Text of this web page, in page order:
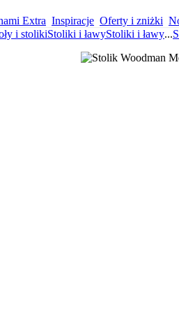
Extra Inspiracje Oferty i zniżki
i stolikiStoliki i ławyStoliki i ławy...